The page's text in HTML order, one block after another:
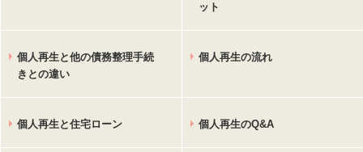
ット
個人再生と他の債務整理手続
きとの違い
個人再生の流れ
個人再生と住宅ローン 個人再生のQ&A